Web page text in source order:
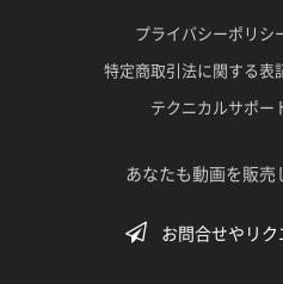
お問合せやリ
プライバシーポリシ
特定商取引法に関する表
テクニカルサポー
あなたも動画を販売